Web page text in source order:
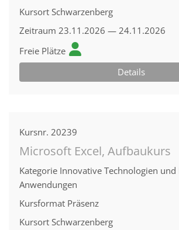
Kursort Schwarzenberg
Zeitraum 23.11.2026 — 24.11.2026
Freie Plätze
Details
Kursnr. 20239
Microsoft Excel, Aufbaukurs
Kategorie Innovative Technologien und
Anwendungen
Kursformat Präsenz
Kursort Schwarzenberg